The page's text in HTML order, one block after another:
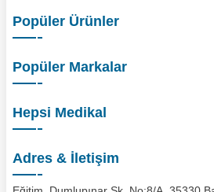
Popüler Ürünler
Popüler Markalar
Hepsi Medikal
Adres & İletişim